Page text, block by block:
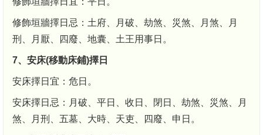
修飾垣牆擇日忌：土府、月破、劫煞、災煞、月煞、月
刑、月厭、四廢、地囊、土王用事日。
7、安床(移動床鋪)擇日
安床擇日宜：危日。
安床擇日忌：月破、平日、收日、閉日、劫煞、災煞、月
煞、月刑、五墓、大時、天吏、四廢、申日。